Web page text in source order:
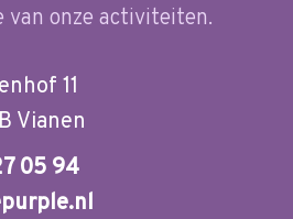
van onze activiteiten.
11
Vianen
05 94